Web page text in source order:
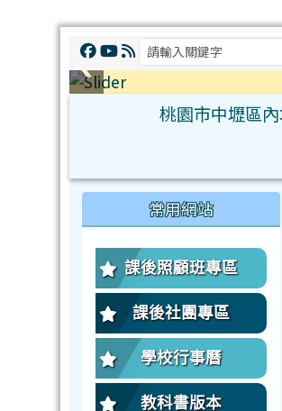
桃園市中壢區
常用網站
課後照顧班專區
課後社團專區
學校行事曆
教科書版本